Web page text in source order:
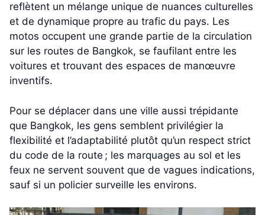
reflètent un mélange unique de nuances culturelles
et de dynamique propre au trafic du pays. Les
motos occupent une grande partie de la circulation
sur les routes de Bangkok, se faufilant entre les
voitures et trouvant des espaces de manœuvre
inventifs.
Pour se déplacer dans une ville aussi trépidante
que Bangkok, les gens semblent privilégier la
flexibilité et l’adaptabilité plutôt qu’un respect strict
du code de la route ; les marquages au sol et les
feux ne servent souvent que de vagues indications,
sauf si un policier surveille les environs.